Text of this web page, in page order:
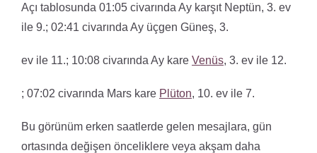
Açı tablosunda 01:05 civarında Ay karşıt Neptün, 3. ev
ile 9.; 02:41 civarında Ay üçgen Güneş, 3.
ev ile 11.; 10:08 civarında Ay kare Venüs, 3. ev ile 12.
; 07:02 civarında Mars kare Plüton, 10. ev ile 7.
Bu görünüm erken saatlerde gelen mesajlara, gün
ortasında değişen önceliklere veya akşam daha